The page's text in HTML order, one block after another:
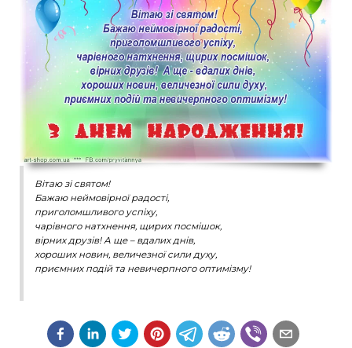
Вітаю зі святом!
Бажаю неймовірної радості,
приголомшливого успіху,
чарівного натхнення, щирих посмішок,
вірних друзів! А ще – вдалих днів,
хороших новин, величезної сили духу,
приємних подій та невичерпного оптимізму!